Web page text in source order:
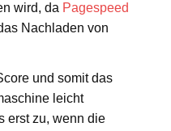
wird, da Pagespeed
Nachladen von
und somit das
leicht
erst zu, wenn die